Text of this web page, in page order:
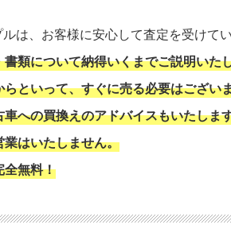
は、お客様に安心して査定を受けて
書類について納得いくまでご説明いた
らといって、すぐに売る必要はござい
車への買換えのアドバイスもいたしま
業はいたしません。
全無料！